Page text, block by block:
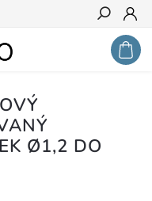
Hledat
Ø1,2 DO